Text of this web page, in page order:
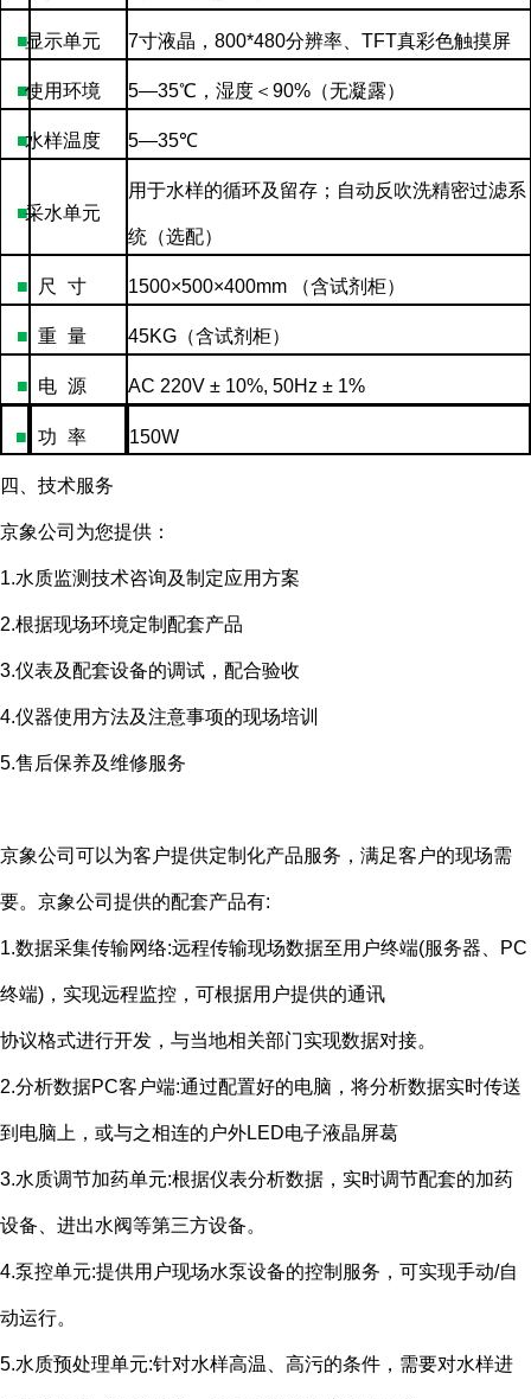
■显示单元 7寸液晶，800*480分辨率、TFT真彩色触摸屏
■使用环境 5—35℃，湿度＜90% （无凝露）
■水样温度 5—35℃
■采水单元
用于水样的循环及留存；自动反吹洗精密过滤系
统（选配）
■ 尺 寸 1500×500×400mm （含试剂柜）
■ 重 量 45KG （含试剂柜）
■ 电 源 AC 220V ± 10%, 50Hz ± 1%
■ 功 率 150W
四、技术服务
京象公司为您提供：
1.水质监测技术咨询及制定应用方案
2.根据现场环境定制配套产品
3.仪表及配套设备的调试，配合验收
4.仪器使用方法及注意事项的现场培训
5.售后保养及维修服务
京象公司可以为客户提供定制化产品服务，满足客户的现场需
要。京象公司提供的配套产品有:
1.数据采集传输网络:远程传输现场数据至用户终端(服务器、 PC
终端) ，实现远程监控，可根据用户提供的通讯
协议格式进行开发，与当地相关部门实现数据对接。
2.分析数据PC客户端:通过配置好的电脑，将分析数据实时传送
到电脑上，或与之相连的户外LED电子液晶屏葛
3.水质调节加药单元:根据仪表分析数据，实时调节配套的加药
设备、进出水阀等第三方设备。
4.泵控单元:提供用户现场水泵设备的控制服务，可实现手动/自
动运行。
5.水质预处理单元:针对水样高温、高污的条件，需要对水样进